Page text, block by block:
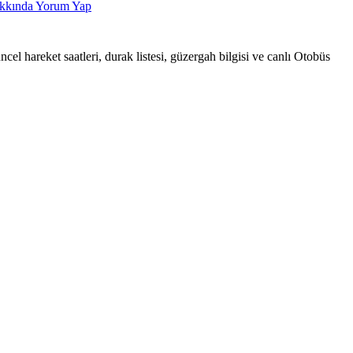
Yorum Yap
hareket saatleri, durak listesi, güzergah bilgisi ve canlı Otobüs